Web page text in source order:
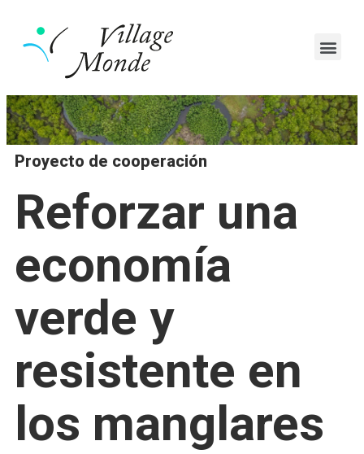
Proyecto de cooperación
Reforzar una
economía
verde y
resistente en
los manglares